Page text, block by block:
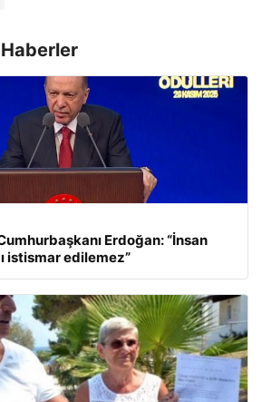
Erdoğan: “İnsan
istismar edilemez”